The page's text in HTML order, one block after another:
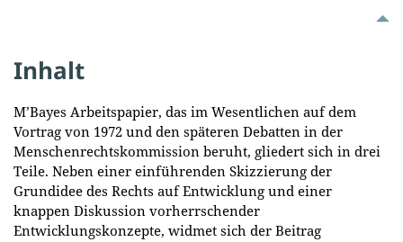
Inhalt
M’Bayes Arbeitspapier, das im Wesentlichen auf dem
Vortrag von 1972 und den späteren Debatten in der
Menschenrechtskommission beruht, gliedert sich in drei
Teile. Neben einer einführenden Skizzierung der
Grundidee des Rechts auf Entwicklung und einer
knappen Diskussion vorherrschender
Entwicklungskonzepte, widmet sich der Beitrag